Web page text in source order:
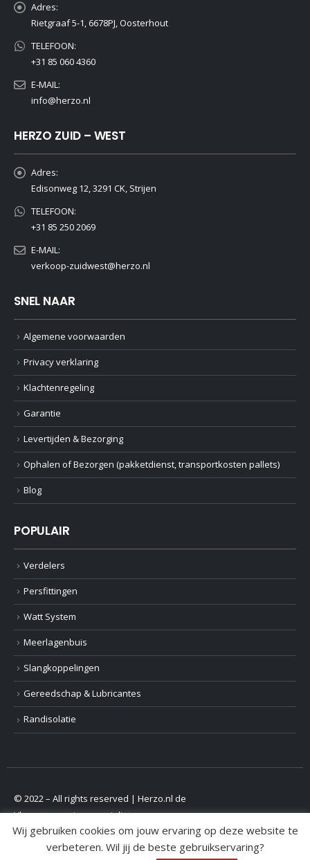
Adres:
Rietgraaf 5-1, 6678PJ, Oosterhout
TELEFOON:
+31 85 060 4360
E-MAIL:
info@herzo.nl
HERZO ZUID – WEST
Adres:
Edisonweg 12, 3291 CK, Strijen
TELEFOON:
+31 85 250 2069
E-MAIL:
verkoop-zuidwest@herzo.nl
SNEL NAAR
Algemene voorwaarden
Privacy verklaring
Klachtenregeling
Garantie
Levertijden & Bezorging
Ophalen of Bezorgen (pakketdienst, transportkosten pallets)
Blog
POPULAIR
Verdelers
Persfittingen
Watt System
Meerlagenbuis
Slangkoppelingen
Gereedschap & Lubricantes
Randisolatie
© 2022 – All rights reserved | Herzo.nl de
Vloerverwarmingsspecialist
Wij gebruiken cookies om jouw ervaring op deze website te
verbeteren. Wil jij de beste gebruikservaring?